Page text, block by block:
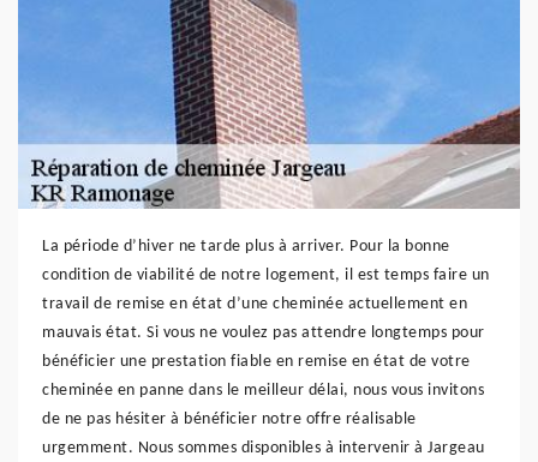
La période d’hiver ne tarde plus à arriver. Pour la bonne
condition de viabilité de notre logement, il est temps faire un
travail de remise en état d’une cheminée actuellement en
mauvais état. Si vous ne voulez pas attendre longtemps pour
bénéficier une prestation fiable en remise en état de votre
cheminée en panne dans le meilleur délai, nous vous invitons
de ne pas hésiter à bénéficier notre offre réalisable
urgemment. Nous sommes disponibles à intervenir à Jargeau